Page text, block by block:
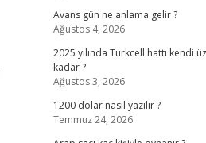
Avans gün ne anlama gelir ?
Ağustos 4, 2026
2025 yılında Turkcell hattı kendi
kadar ?
Ağustos 3, 2026
1200 dolar nasıl yazılır ?
Temmuz 24, 2026